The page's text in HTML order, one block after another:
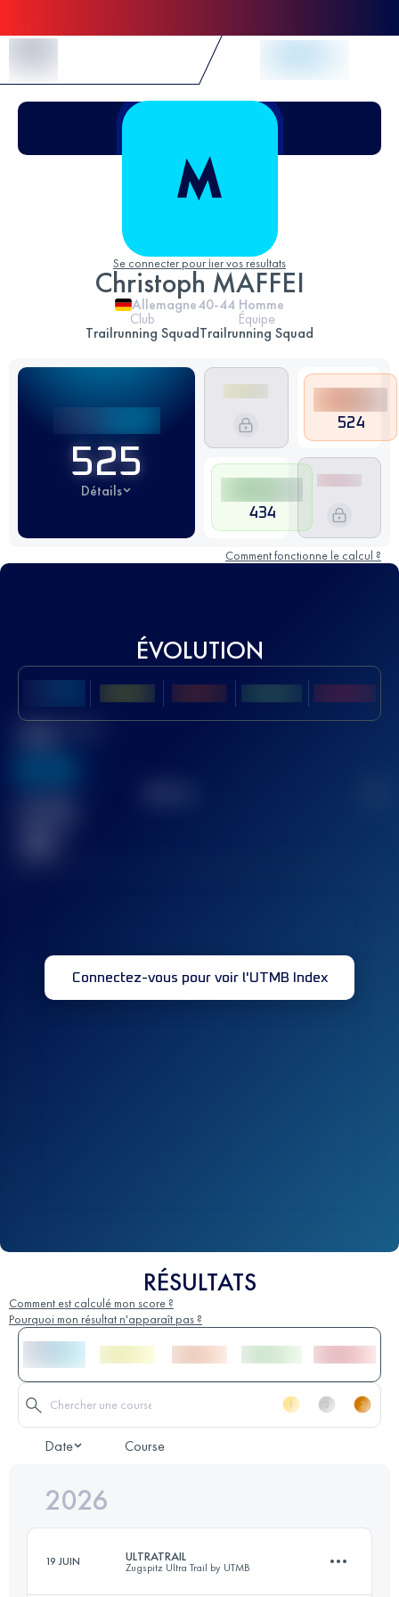
Se connecter pour lier vos résultats
Christoph MAFFEI
Allemagne40-44 Homme
Club
Trailrunning Squad
Équipe
Trailrunning Squad
525
Détails
524
434
Comment fonctionne le calcul ?
ÉVOLUTION
Meilleur Score
Connectez-vous pour voir l'UTMB Index
RÉSULTATS
Comment est calculé mon score ?
Pourquoi mon résultat n'apparaît pas ?
Date Course
2026
19 JUIN ULTRATRAIL
Zugspitz Ultra Trail by UTMB